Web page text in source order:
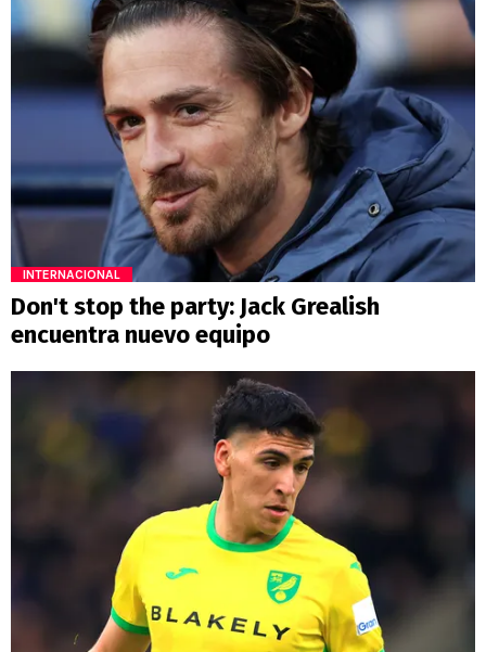
INTERNACIONAL
Don't stop the party: Jack Grealish
encuentra nuevo equipo